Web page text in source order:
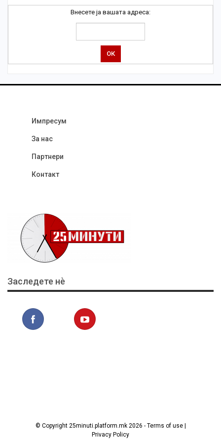
Внесете ја вашата адреса:
Импресум
За нас
Партнери
Контакт
Заследете нѐ
© Copyright 25minuti.platform.mk 2026 - Terms of use |
Privacy Policy